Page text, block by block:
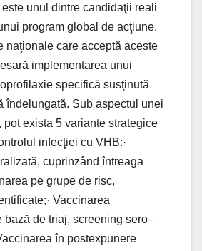
unul dintre candidaţii reali
program global de acţiune.
naţionale care acceptă aceste
implementarea unui
specifică susţinută
îndelungată. Sub aspectul unei
exista 5 variante strategice
infecţiei cu VHB:·
cuprinzând întreaga
pe grupe de risc,
Vaccinarea
bază de triaj, screening sero–
în postexpunere